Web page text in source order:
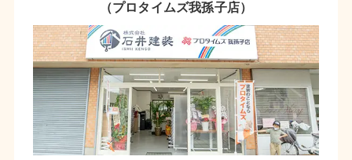
（プロタイムズ我孫子店）